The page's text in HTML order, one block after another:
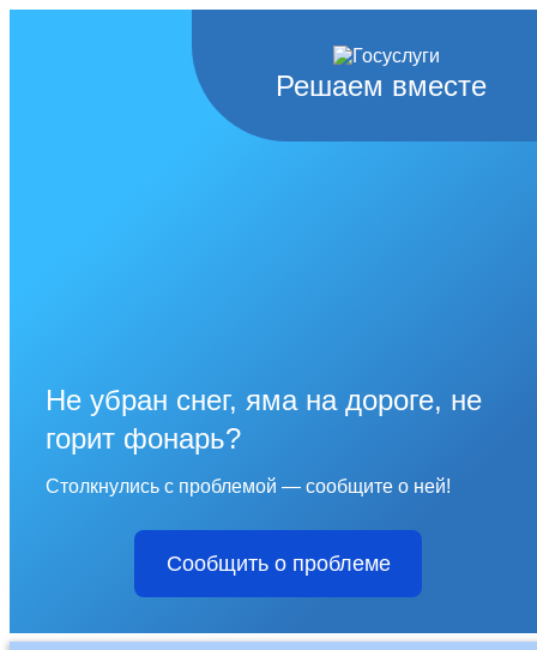
Решаем вместе
Не убран снег, яма на дороге, не
горит фонарь?
Столкнулись с проблемой — сообщите о ней!
Сообщить о проблеме